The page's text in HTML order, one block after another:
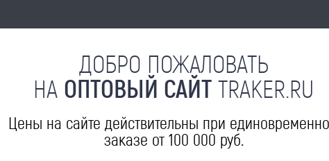
ДОБРО ПОЖАЛОВАТЬ
НА ОПТОВЫЙ САЙТ TRAKER.RU
Цены на сайте действительны при
заказе от 100 000 руб.